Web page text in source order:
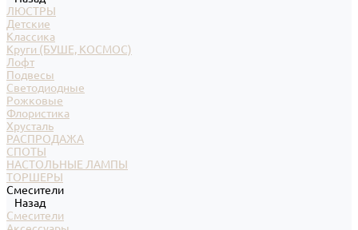
ЛЮСТРЫ
Детские
Классика
Круги (БУШЕ, КОСМОС)
Лофт
Подвесы
Светодиодные
Рожковые
Флористика
Хрусталь
РАСПРОДАЖА
СПОТЫ
НАСТОЛЬНЫЕ ЛАМПЫ
ТОРШЕРЫ
Смесители
Назад
Смесители